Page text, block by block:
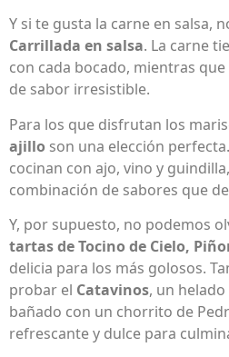
Y si te gusta la carne en salsa,
Carrillada en salsa. La carne
con cada bocado, mientras
de sabor irresistible.
Para los que disfrutan los
ajillo son una elección
cocinan con ajo, vino y
combinación de sabores que
Y, por supuesto, no podemos
tartas de Tocino de Cielo,
delicia para los más golosos.
probar el Catavinos, un
bañado con un chorrito de
refrescante y dulce para